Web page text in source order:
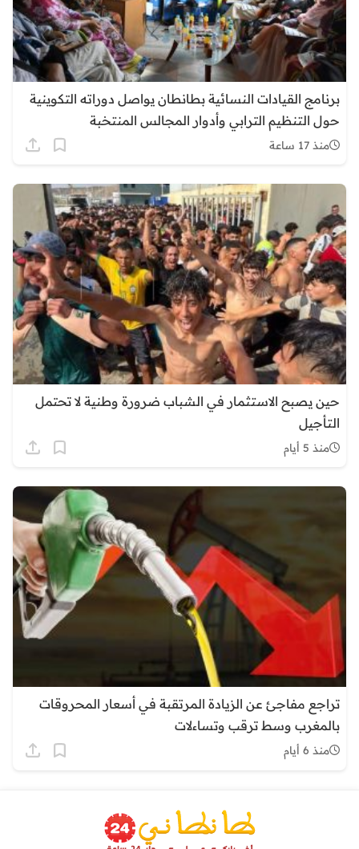
برنامج القيادات النسائية بطانطان يواصل دوراته التكوينية
حول التنظيم الترابي وأدوار المجالس المنتخبة
منذ 17 ساعة
حين يصبح الاستثمار في الشباب ضرورة وطنية لا تحتمل
التأجيل
منذ 5 أيام
تراجع مفاجئ عن الزيادة المرتقبة في أسعار المحروقات
بالمغرب وسط ترقب وتساءلات
منذ 6 أيام